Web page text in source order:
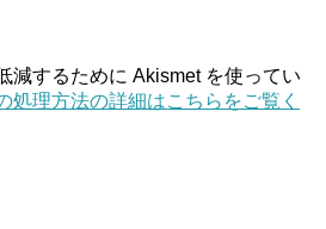
減するために Akismet を使ってい
処理方法の詳細はこちらをご覧く